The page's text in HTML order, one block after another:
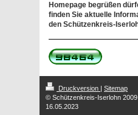
Homepage begrüßen
finden Sie aktuelle
den Schützenkreis-
Druckversion | Sitemap
© Schützenkreis-Iserlohn
16.05.2023